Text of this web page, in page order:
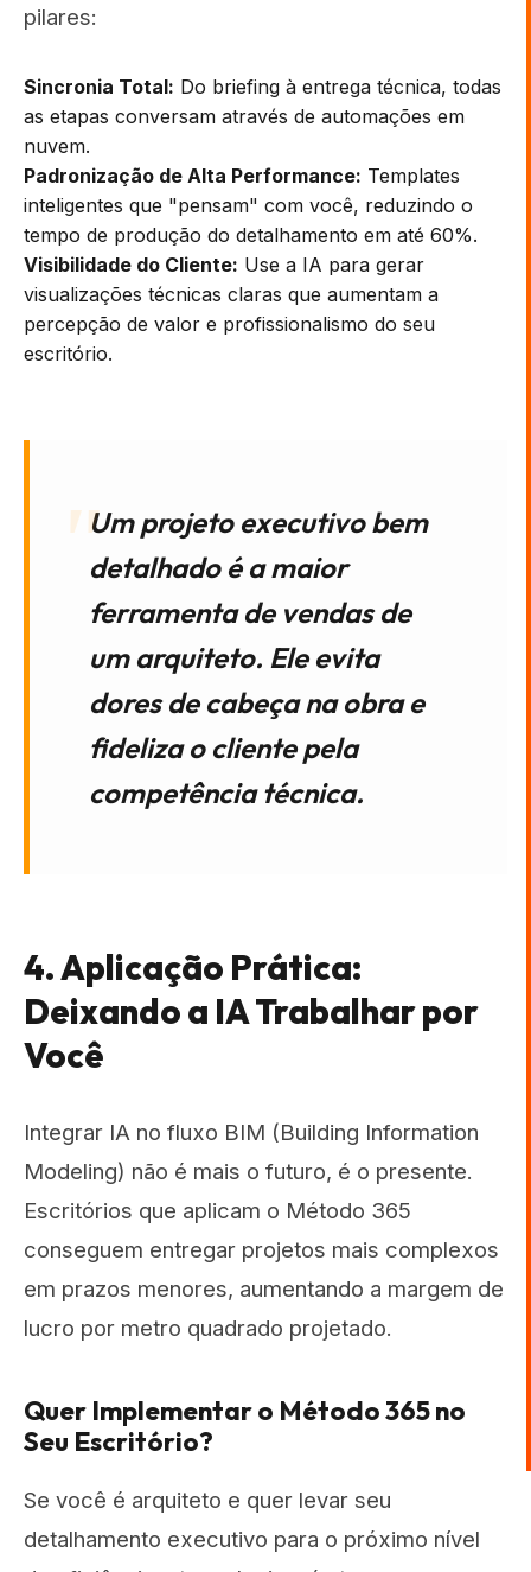
pilares:
Sincronia Total: Do briefing à entrega técnica, todas
as etapas conversam através de automações em
nuvem.
Padronização de Alta Performance: Templates
inteligentes que "pensam" com você, reduzindo o
tempo de produção do detalhamento em até 60%.
Visibilidade do Cliente: Use a IA para gerar
visualizações técnicas claras que aumentam a
percepção de valor e profissionalismo do seu
escritório.
Um projeto executivo bem
detalhado é a maior
ferramenta de vendas de
um arquiteto. Ele evita
dores de cabeça na obra e
fideliza o cliente pela
competência técnica.
4. Aplicação Prática:
Deixando a IA Trabalhar por
Você
Integrar IA no fluxo BIM (Building Information
Modeling) não é mais o futuro, é o presente.
Escritórios que aplicam o Método 365
conseguem entregar projetos mais complexos
em prazos menores, aumentando a margem de
lucro por metro quadrado projetado.
Quer Implementar o Método 365 no
Seu Escritório?
Se você é arquiteto e quer levar seu
detalhamento executivo para o próximo nível